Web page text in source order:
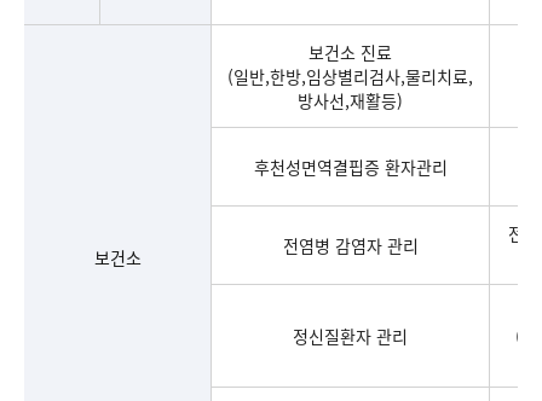
보건소
보건소 진료
(일반,한방,임상별리검사,물리치료,
방사선,재활등)
후천성면역결핍증 환자관리
전염병 감염자 관리 전
정신질환자 관리 (정